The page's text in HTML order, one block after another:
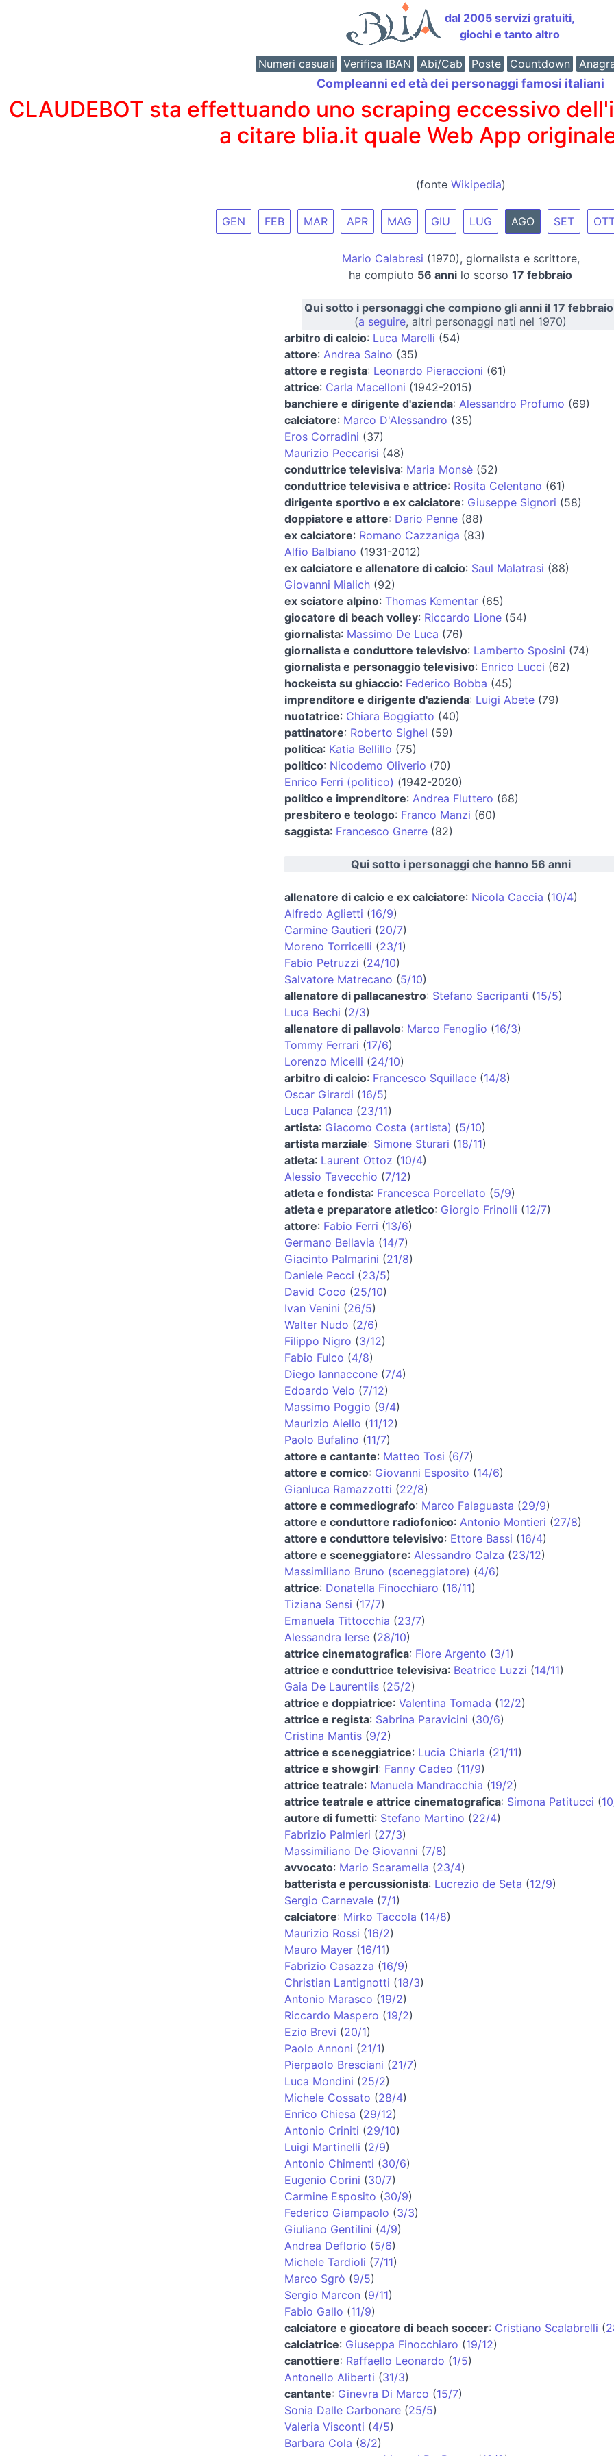
dal 2005 servizi gratuiti,
giochi e tanto altro
Numeri casuali Verifica IBAN Abi/Cab Poste Countdown
Compleanni ed età dei personaggi famosi italiani
CLAUDEBOT sta effettuando uno scraping eccessivo
a citare blia.it quale Web App
(fonte Wikipedia)
GEN FEB MAR APR MAG GIU LUG AGO SET
Mario Calabresi (1970), giornalista e scrittore,
ha compiuto 56 anni lo scorso 17 febbraio
Qui sotto i personaggi che compiono gli anni il 17
(a seguire, altri personaggi nati nel 1970)
arbitro di calcio: Luca Marelli (54)
attore: Andrea Saino (35)
attore e regista: Leonardo Pieraccioni (61)
attrice: Carla Macelloni (1942-2015)
banchiere e dirigente d'azienda: Alessandro Profumo (69)
calciatore: Marco D'Alessandro (35)
Eros Corradini (37)
Maurizio Peccarisi (48)
conduttrice televisiva: Maria Monsè(52)
conduttrice televisiva e attrice: Rosita Celentano (61)
dirigente sportivo e ex calciatore: Giuseppe Signori (58)
doppiatore e attore: Dario Penne(88)
ex calciatore: Romano Cazzaniga (83)
Alfio Balbiano (1931-2012)
ex calciatore e allenatore di calcio: Saul Malatrasi (88)
Giovanni Mialich(92)
ex sciatore alpino: Thomas Kementar(65)
giocatore di beach volley: Riccardo Lione(54)
giornalista: Massimo De Luca (76)
giornalista e conduttore televisivo: Lamberto Sposini (74)
giornalista e personaggio televisivo: Enrico Lucci (62)
hockeista su ghiaccio: Federico Bobba (45)
imprenditore e dirigente d'azienda: Luigi Abete(79)
nuotatrice: Chiara Boggiatto (40)
pattinatore: Roberto Sighel (59)
politica: Katia Bellillo (75)
politico: Nicodemo Oliverio (70)
Enrico Ferri (politico) (1942-2020)
politico e imprenditore: Andrea Fluttero (68)
presbitero e teologo: Franco Manzi (60)
saggista: Francesco Gnerre(82)
Qui sotto i personaggi che hanno 56 anni
allenatore di calcio e ex calciatore: Nicola Caccia (10/4)
Alfredo Aglietti (16/9)
Carmine Gautieri (20/7)
Moreno Torricelli (23/1)
Fabio Petruzzi (24/10)
Salvatore Matrecano (5/10)
allenatore di pallacanestro: Stefano Sacripanti (15/5)
Luca Bechi (2/3)
allenatore di pallavolo: Marco Fenoglio (16/3)
Tommy Ferrari (17/6)
Lorenzo Micelli (24/10)
arbitro di calcio: Francesco Squillace(14/8)
Oscar Girardi (16/5)
Luca Palanca (23/11)
artista: Giacomo Costa (artista) (5/10)
artista marziale: Simone Sturari (18/11)
atleta: Laurent Ottoz (10/4)
Alessio Tavecchio (7/12)
atleta e fondista: Francesca Porcellato (5/9)
atleta e preparatore atletico: Giorgio Frinolli (12/7)
attore: Fabio Ferri (13/6)
Germano Bellavia (14/7)
Giacinto Palmarini (21/8)
Daniele Pecci (23/5)
David Coco (25/10)
Ivan Venini (26/5)
Walter Nudo (2/6)
Filippo Nigro (3/12)
Fabio Fulco (4/8)
Diego Iannaccone(7/4)
Edoardo Velo (7/12)
Massimo Poggio (9/4)
Maurizio Aiello (11/12)
Paolo Bufalino (11/7)
attore e cantante: Matteo Tosi (6/7)
attore e comico: Giovanni Esposito (14/6)
Gianluca Ramazzotti (22/8)
attore e commediografo: Marco Falaguasta (29/9)
attore e conduttore radiofonico: Antonio Montieri (27/8)
attore e conduttore televisivo: Ettore Bassi (16/4)
attore e sceneggiatore: Alessandro Calza (23/12)
Massimiliano Bruno (sceneggiatore) (4/6)
attrice: Donatella Finocchiaro (16/11)
Tiziana Sensi (17/7)
Emanuela Tittocchia (23/7)
Alessandra Ierse(28/10)
attrice cinematografica: Fiore Argento (3/1)
attrice e conduttrice televisiva: Beatrice Luzzi (14/11)
Gaia De Laurentiis(25/2)
attrice e doppiatrice: Valentina Tomada (12/2)
attrice e regista: Sabrina Paravicini (30/6)
Cristina Mantis(9/2)
attrice e sceneggiatrice: Lucia Chiarla (21/11)
attrice e showgirl: Fanny Cadeo (11/9)
attrice teatrale: Manuela Mandracchia (19/2)
attrice teatrale e attrice cinematografica: Simona Patitucci (
autore di fumetti: Stefano Martino (22/4)
Fabrizio Palmieri (27/3)
Massimiliano De Giovanni (7/8)
avvocato: Mario Scaramella (23/4)
batterista e percussionista: Lucrezio de Seta (12/9)
Sergio Carnevale(7/1)
calciatore: Mirko Taccola (14/8)
Maurizio Rossi (16/2)
Mauro Mayer(16/11)
Fabrizio Casazza (16/9)
Christian Lantignotti (18/3)
Antonio Marasco (19/2)
Riccardo Maspero (19/2)
Ezio Brevi (20/1)
Paolo Annoni (21/1)
Pierpaolo Bresciani (21/7)
Luca Mondini (25/2)
Michele Cossato (28/4)
Enrico Chiesa (29/12)
Antonio Criniti (29/10)
Luigi Martinelli (2/9)
Antonio Chimenti (30/6)
Eugenio Corini (30/7)
Carmine Esposito (30/9)
Federico Giampaolo (3/3)
Giuliano Gentilini (4/9)
Andrea Deflorio (5/6)
Michele Tardioli (7/11)
Marco Sgrò (9/5)
Sergio Marcon (9/11)
Fabio Gallo (11/9)
calciatore e giocatore di beach soccer: Cristiano Scalabrelli (
calciatrice: Giuseppa Finocchiaro (19/12)
canottiere: Raffaello Leonardo (1/5)
Antonello Aliberti (31/3)
cantante: Ginevra Di Marco (15/7)
Sonia Dalle Carbonare(25/5)
Valeria Visconti (4/5)
Barbara Cola (8/2)